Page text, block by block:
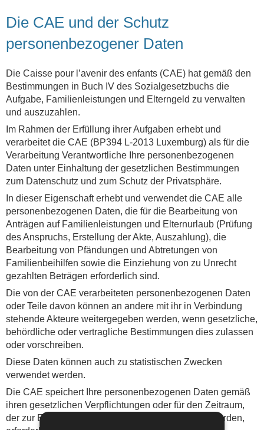
Die CAE und der Schutz
personenbezogener Daten
Die Caisse pour l’avenir des enfants (CAE) hat gemäß den
Bestimmungen in Buch IV des Sozialgesetzbuchs die
Aufgabe, Familienleistungen und Elterngeld zu verwalten
und auszuzahlen.
Im Rahmen der Erfüllung ihrer Aufgaben erhebt und
verarbeitet die CAE (BP394 L-2013 Luxemburg) als für die
Verarbeitung Verantwortliche Ihre personenbezogenen
Daten unter Einhaltung der gesetzlichen Bestimmungen
zum Datenschutz und zum Schutz der Privatsphäre.
In dieser Eigenschaft erhebt und verwendet die CAE alle
personenbezogenen Daten, die für die Bearbeitung von
Anträgen auf Familienleistungen und Elternurlaub (Prüfung
des Anspruchs, Erstellung der Akte, Auszahlung), die
Bearbeitung von Pfändungen und Abtretungen von
Familienbeihilfen sowie die Einziehung von zu Unrecht
gezahlten Beträgen erforderlich sind.
Die von der CAE verarbeiteten personenbezogenen Daten
oder Teile davon können an andere mit ihr in Verbindung
stehende Akteure weitergegeben werden, wenn gesetzliche,
behördliche oder vertragliche Bestimmungen dies zulassen
oder vorschreiben.
Diese Daten können auch zu statistischen Zwecken
verwendet werden.
Die CAE speichert Ihre personenbezogenen Daten gemäß
ihren gesetzlichen Verpflichtungen oder für den Zeitraum,
der zur Erfüllung der Zwecke, für die sie erhoben wurden,